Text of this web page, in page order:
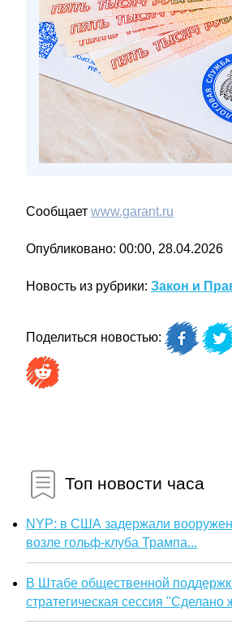
Сообщает www.garant.ru
Опубликовано: 00:00, 28.04.2026
Новость из рубрики: Закон и
Поделиться новостью:
Топ новости часа
NYP: в США задержали
возле гольф-клуба Трампа...
В Штабе общественной
стратегическая сессия